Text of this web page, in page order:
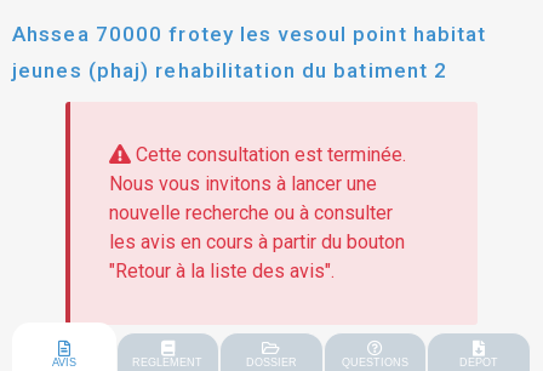
Ahssea 70000 frotey les vesoul point habitat
jeunes (phaj) rehabilitation du batiment 2
Cette consultation est terminée.
Nous vous invitons à lancer une
nouvelle recherche ou à consulter
les avis en cours à partir du bouton
"Retour à la liste des avis".
AVIS REGLEMENT DOSSIER QUESTIONS DEPOT